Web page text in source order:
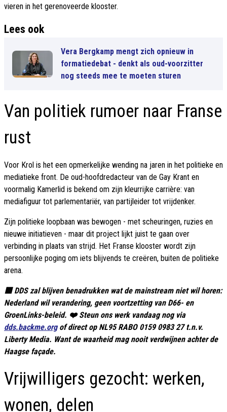
vieren in het gerenoveerde klooster.
Lees ook
Vera Bergkamp mengt zich opnieuw in
formatiedebat - denkt als oud-voorzitter
nog steeds mee te moeten sturen
Van politiek rumoer naar Franse
rust
Voor Krol is het een opmerkelijke wending na jaren in het politieke en
mediatieke front. De oud-hoofdredacteur van de Gay Krant en
voormalig Kamerlid is bekend om zijn kleurrijke carrière: van
mediafiguur tot parlementariër, van partijleider tot vrijdenker.
Zijn politieke loopbaan was bewogen - met scheuringen, ruzies en
nieuwe initiatieven - maar dit project lijkt juist te gaan over
verbinding in plaats van strijd. Het Franse klooster wordt zijn
persoonlijke poging om iets blijvends te creëren, buiten de politieke
arena.
🟥 DDS zal blijven benadrukken wat de mainstream niet wil horen:
Nederland wil verandering, geen voortzetting van D66- en
GroenLinks-beleid. ❤️ Steun ons werk vandaag nog via
dds.backme.orgof direct op NL95 RABO 0159 0983 27 t.n.v.
Liberty Media. Want de waarheid mag nooit verdwijnen achter de
Haagse façade.
Vrijwilligers gezocht: werken,
wonen, delen